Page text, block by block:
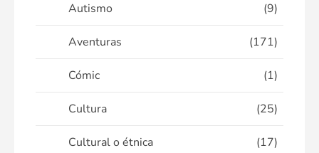
Autismo (9)
Aventuras (171)
Cómic (1)
Cultura (25)
Cultural o étnica (17)